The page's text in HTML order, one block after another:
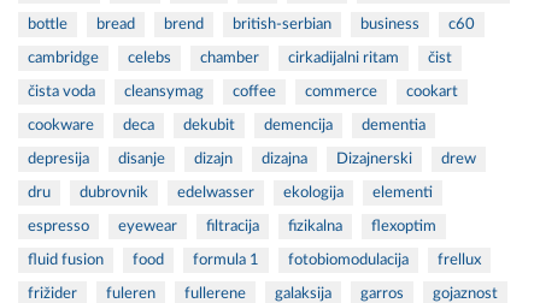
bottle bread brend british-serbian business c60
cambridge celebs chamber cirkadijalni ritam čist
čista voda cleansymag coffee commerce cookart
cookware deca dekubit demencija dementia
depresija disanje dizajn dizajna Dizajnerski drew
dru dubrovnik edelwasser ekologija elementi
espresso eyewear filtracija fizikalna flexoptim
fluid fusion food formula 1 fotobiomodulacija frellux
frižider fuleren fullerene galaksija garros gojaznost